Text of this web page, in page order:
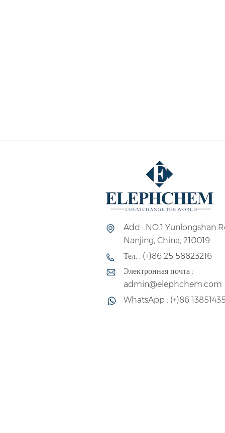
Add : NO.1 Yunlongshan
Nanjing, China, 210019
Тел. : (+)86 25 58823216
Электронная почта :
admin@elephchem.com
WhatsApp : (+)86